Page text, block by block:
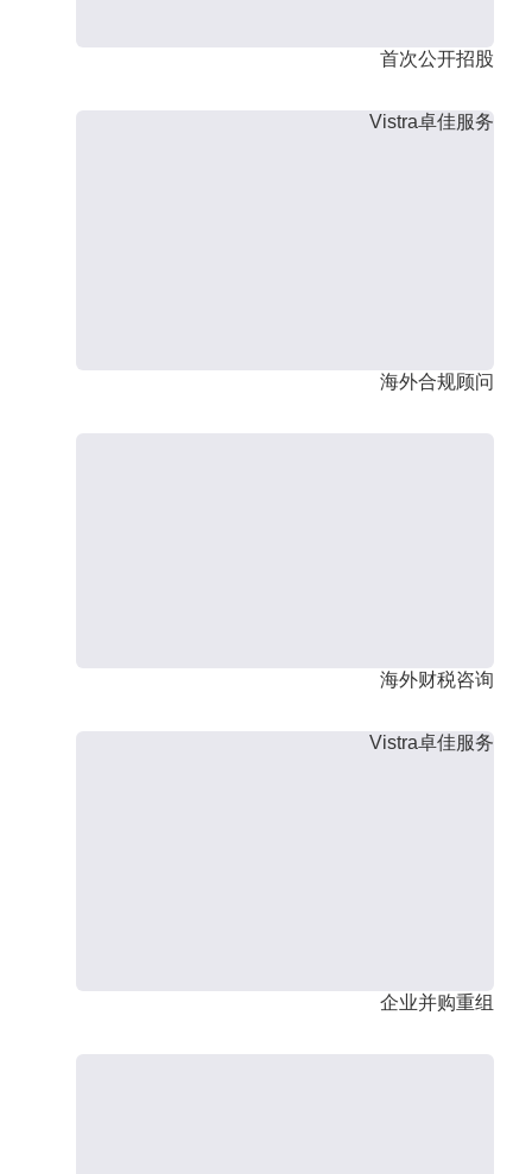
首次公开招股
Vistra卓佳服务
海外合规顾问
海外财税咨询
Vistra卓佳服务
企业并购重组